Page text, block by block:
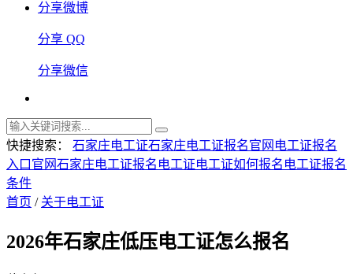
分享微博
分享 QQ
分享微信
快捷搜索： 石家庄电工证石家庄电工证报名官网 电工证报名
入口官网石家庄电工证报名 电工证电工证如何报名 电工证报名
条件
首页 / 关于电工证
2026年石家庄低压电工证怎么报名